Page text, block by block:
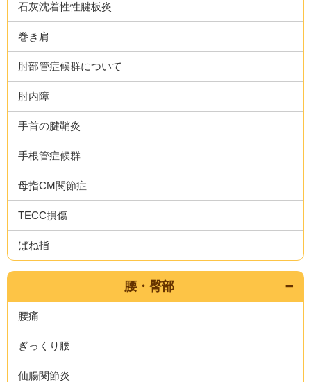
石灰沈着性性腱板炎
巻き肩
肘部管症候群について
肘内障
手首の腱鞘炎
手根管症候群
母指CM関節症
TECC損傷
ばね指
腰・臀部
腰痛
ぎっくり腰
仙腸関節炎